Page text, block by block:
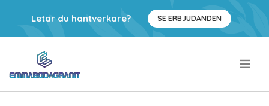
Letar du hantverkare? SE ERBJUDANDEN